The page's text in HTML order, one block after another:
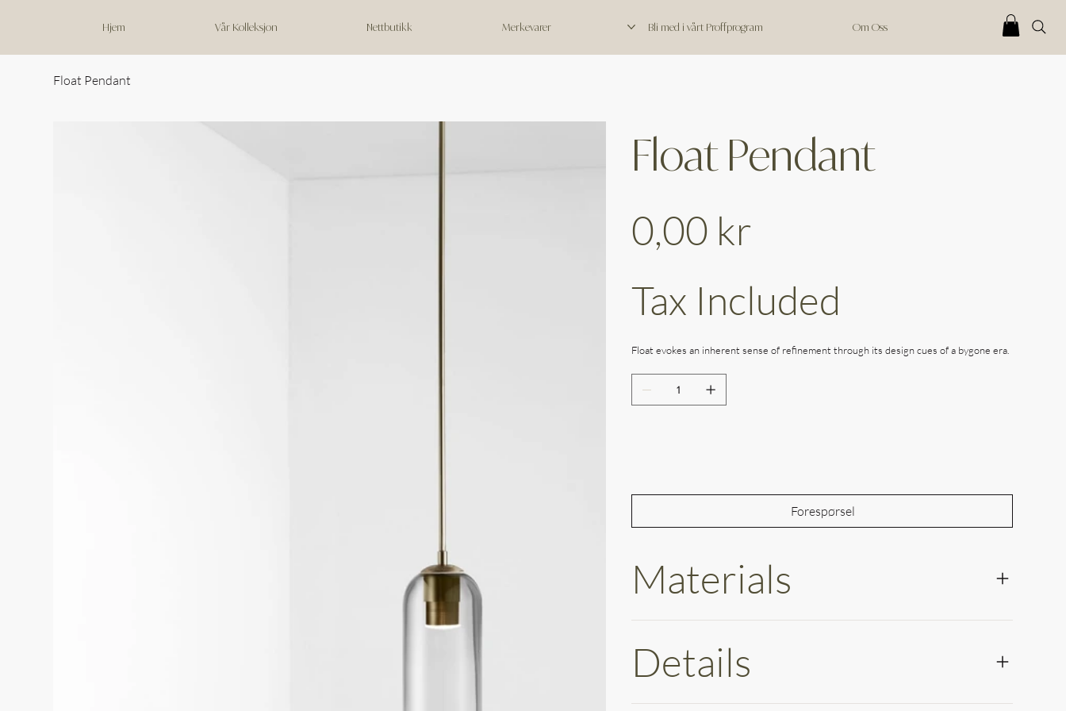
Hjem Vår Kolleksjon Nettbutikk Merkevarer Bli med i vårt Proffprogram Om Oss
Float Pendant
Float Pendant
0,00 kr
Tax Included
Float evokes an inherent sense of refinement through its design cues of a bygone era.
Forespørsel
Materials
Details